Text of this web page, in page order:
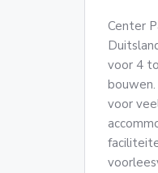
Center
voor 4
voor